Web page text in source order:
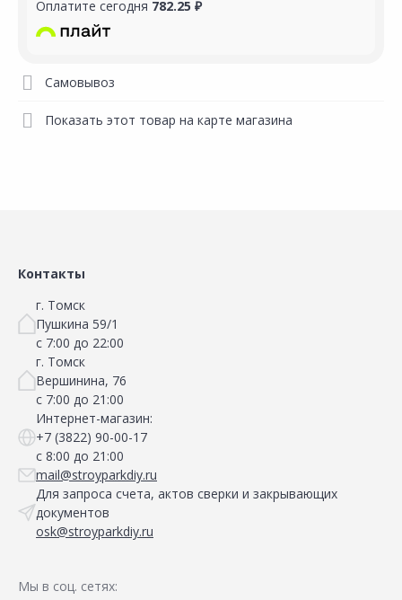
Оплатите сегодня 782.25 ₽
Самовывоз
Показать этот товар на карте магазина
Контакты
г. Томск
Пушкина 59/1
с 7:00 до 22:00
г. Томск
Вершинина, 76
с 7:00 до 21:00
Интернет-магазин:
+7 (3822) 90-00-17
с 8:00 до 21:00
mail@stroyparkdiy.ru
Для запроса счета, актов сверки и закрывающих
документов
osk@stroyparkdiy.ru
Мы в соц. сетях: